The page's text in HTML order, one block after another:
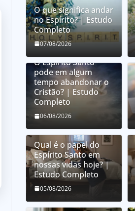
O que significa andar
no Espírito? | Estudo
Completo
07/08/2026
O Espírito Santo
pode em algum
tempo abandonar o
Cristão? | Estudo
Completo
06/08/2026
Qual é o papel do
Espírito Santo em
nossas vidas hoje? |
Estudo Completo
05/08/2026